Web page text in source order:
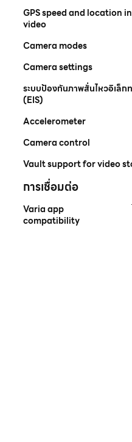
GPS speed and location
video
Camera modes
Camera settings
ระบบป้องกันภาพสั่นไหวอิเล็ก
(EIS)
Accelerometer
Camera control
Vault support for video
การเชื่อมต่อ
Varia app
compatibility